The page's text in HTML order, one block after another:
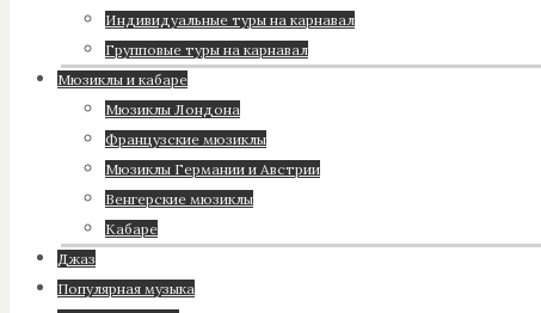
Индивидуальные туры на карнавал
Групповые туры на карнавал
Мюзиклы и кабаре
Мюзиклы Лондона
Французские мюзиклы
Мюзиклы Германии и Австрии
Венгерские мюзиклы
Кабаре
Джаз
Популярная музыка